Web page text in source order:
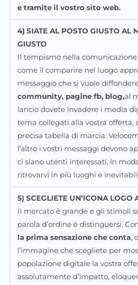
e tramite il vostro sito web.
4) SIATE AL POSTO GIUSTO AL
GIUSTO
Il tempismo nella comunicazione
come il comparire nel luogo
messaggio che si vuole
community, pagine fb, blog,al
lancio dovete invadere i media
tema collegati alla vostra offerta,
precisa tabella di marcia.
l’altro i vostri messaggi devono
ci siano utenti interessati, in
ritrovarvi in più luoghi e
5) SCEGLIETE UN’ICONA LOGO
Il mercato è grande e gli stimoli
parola d’ordine è distinguersi.
la prima sensazione che conta,
l’immagine che scegliete per
popolazione digitale la vostra
assolutamente d’impatto,